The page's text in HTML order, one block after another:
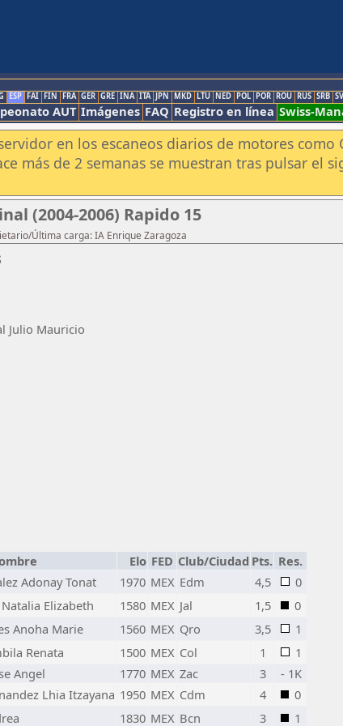
ESP FAI FIN FRA GER GRE INA ITA JPN MKD LTU NED POL POR ROU RUS SRB
AUT Imágenes FAQ Registro en línea Swiss-
en los escaneos diarios de motores como
más de 2 semanas se muestran tras pulsar el
(2004-2006) Rapido 15
Última carga: IA Enrique Zaragoza
Julio Mauricio
Elo FED Club/Ciudad Pts. Res.
Adonay Tonat 1970 MEX Edm 4,5
0
Elizabeth 1580 MEX Jal 1,5
0
Anoha Marie 1560 MEX Qro 3,5
1
Renata 1500 MEX Col 1
1
Angel 1770 MEX Zac 3
- 1K
Lhia Itzayana 1950 MEX Cdm 4
0
1830 MEX Bcn 3 1